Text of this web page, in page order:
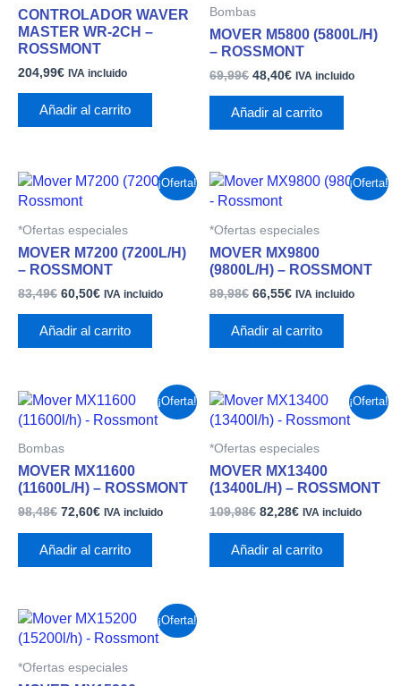
CONTROLADOR WAVER
MASTER WR-2CH –
ROSSMONT
204,99€ IVA incluido
Añadir al carrito
Bombas
MOVER M5800 (5800L/H)
– ROSSMONT
69,99€
era:
48,40€ IVA incluido
Añadir al carrito
¡Oferta!
*Ofertas especiales
MOVER M7200 (7200L/H)
– ROSSMONT
83,49€
El
precio
era:
83,49€.
60,50€
El
es:
60,50€.
IVA incluido
Añadir al carrito
¡Oferta!
*Ofertas especiales
MOVER MX9800
(9800L/H) – ROSSMONT
89,98€
El
precio
era:
89,98€.
66,55€
El
es:
66,55€.
IVA incluido
Añadir al carrito
¡Oferta!
Bombas
MOVER MX11600
(11600L/H) – ROSSMONT
98,48€
El
precio
original
era:
98,48€.
72,60€
El
precio
72,60€.
IVA incluido
Añadir al carrito
¡Oferta!
*Ofertas especiales
MOVER MX13400
(13400L/H) – ROSSMONT
109,98€
El
precio
original
era:
109,98€.
82,28€
El
precio
es:
82,28€.
IVA incluido
Añadir al carrito
¡Oferta!
*Ofertas especiales
El
precio
original
era:
El
precio
es: